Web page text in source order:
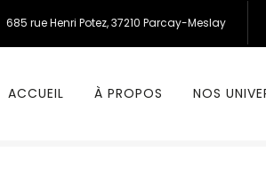
685 rue Henri Potez, 37210 Parcay-Meslay
ACCUEIL À PROPOS NOS